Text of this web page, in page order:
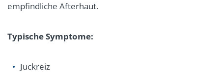
empfindliche Afterhaut.
Typische Symptome:
Juckreiz